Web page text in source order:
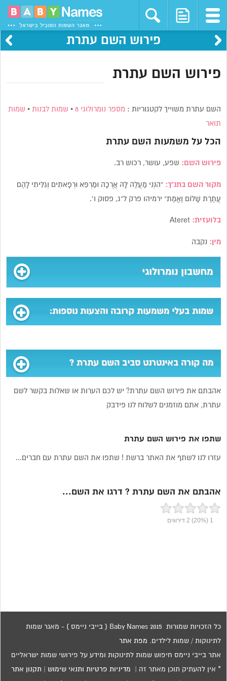
פירוש השם עתרת
פירוש השם עתרת
השם עתרת משוייך לקטגוריות : מספר נומרולוגי 8 • שמות לבנות • שמות
תואר
הכל על משמעות השם עתרת
פירוש השם: שפע, עושר, רכוש רב.
מקור השם בתנ”ך: “הִנְנִי מַעֲלֶה לָּהּ אֲרֻכָה וּמַרְפֵּא וּרְפָאתִים וְגִלֵּיתִי לָהֶם
עֲתֶרֶת שָׁלוֹם וֶאֱמֶת” ירמיהו פרק ל”ג, פסוק ו’.
בלועזית: Ateret
מין: נקבה
מחשבון נומרולוגי
שמות בעלי משמעות קרובה והצעות נוספות:
מה קורה באינטרנט סביב השם עתרת ?
אהבתם את פירוש השם עתרת? יש לכם הערות או שאלות בקשר לשם
עתרת, אתם מוזמנים לשלוח לנו פידבק
שתפו את פירוש השם עתרת
עזרו לנו לשתף את האתר ברשת ! שתפו את השם עתרת עם חברים...
אהבתם את השם עתרת ? דרגו את השם...
1
(20%)
2 דירוגים
כל הזכויות שמורות 2015 Baby Names ( בייבי ניימס ) - מאגר שמות
לתינוקות / שמות לילדים. מפת אתר
אתר בייבי ניימס חיפוש שמות לתינוקות ומידע על פירושי שמות ישראליים
* אין להעתיק תוכן מאתר זה | מדיניות פרטיות ותנאי שימוש תקנון אתר